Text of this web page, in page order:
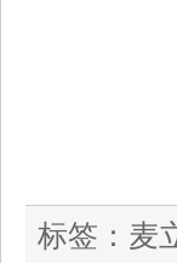
标签： 麦